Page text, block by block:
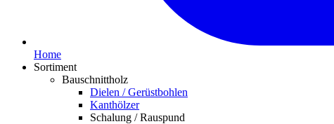
Home
Sortiment
Bauschnittholz
Dielen / Gerüstbohlen
Kanthölzer
Schalung / Rauspund